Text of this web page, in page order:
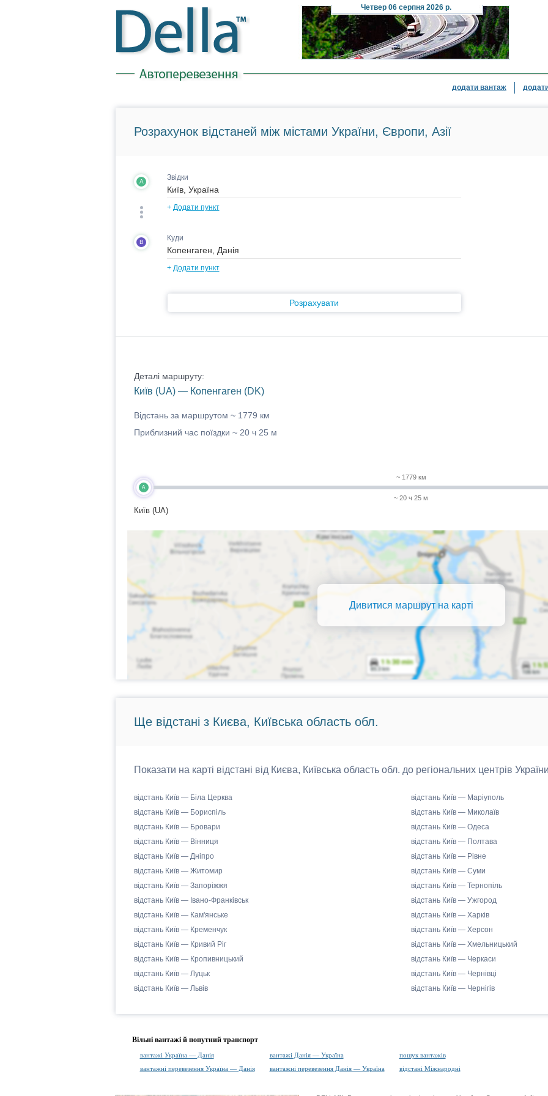
Четвер 06 серпня 2026 р.
додати вантаж
Розрахунок відстаней між містами України, Європи, Азії
A Звідки
+ Додати пункт
B Куди
+ Додати пункт
Розрахувати
Деталі маршруту:
Київ (UA) — Копенгаген (DK)
Відстань за маршрутом ~ 1779 км
Приблизний час поїздки ~ 20 ч 25 м
A
Київ (UA)
~ 1779 км
~ 20 ч 25 м
Дивитися маршрут на карті
Ще відстані з Києва, Київська область обл.
Показати на карті відстані від Києва, Київська область обл. до регіональних центрів
відстань Київ — Біла Церква
відстань Київ — Бориспіль
відстань Київ — Бровари
відстань Київ — Вінниця
відстань Київ — Дніпро
відстань Київ — Житомир
відстань Київ — Запоріжжя
відстань Київ — Івано-Франківськ
відстань Київ — Кам'янське
відстань Київ — Кременчук
відстань Київ — Кривий Ріг
відстань Київ — Кропивницький
відстань Київ — Луцьк
відстань Київ — Львів
відстань Київ — Маріуполь
відстань Київ — Миколаїв
відстань Київ — Одеса
відстань Київ — Полтава
відстань Київ — Рівне
відстань Київ — Суми
відстань Київ — Тернопіль
відстань Київ — Ужгород
відстань Київ — Харків
відстань Київ — Херсон
відстань Київ — Хмельницький
відстань Київ — Черкаси
відстань Київ — Чернівці
відстань Київ — Чернігів
Вільні вантажі й попутний транспорт
вантажі Україна — Данія вантажі Данія — Україна
пошук вантажів
вантажні перевезення Україна — Данія
вантажні перевезення Данія — Україна відстані Міжнародні